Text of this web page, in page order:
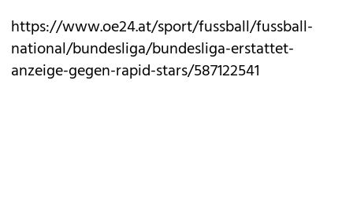
https://www.oe24.at/sport/fussball/fussball-
national/bundesliga/bundesliga-erstattet-
anzeige-gegen-rapid-stars/587122541